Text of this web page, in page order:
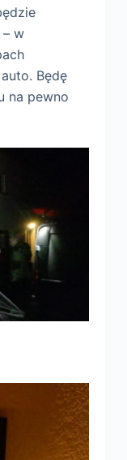
w
Będę
na pewno